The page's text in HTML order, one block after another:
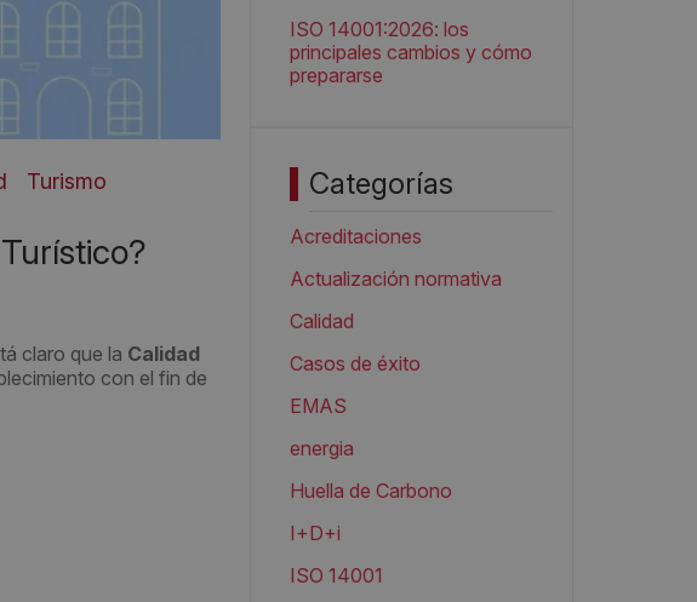
Turismo
claro que la Calidad
con el fin de
ISO 14001:2026: los
principales cambios y cómo
prepararse
Categorías
Acreditaciones
Actualización normativa
Calidad
Casos de éxito
EMAS
energia
Huella de Carbono
I+D+i
ISO 14001